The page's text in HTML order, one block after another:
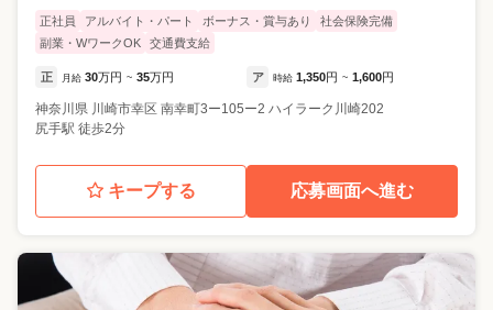
正社員 アルバイト・パート ボーナス・賞与あり
社会保険完備
副業・WワークOK
交通費支給
正 月給 30万円 ~ 35万円 ア 時給 1,350円 ~ 1,600円
神奈川県 川崎市幸区 南幸町3ー105ー2 ハイラーク川崎202
尻手駅 徒歩2分
キープする 応募画面へ進む